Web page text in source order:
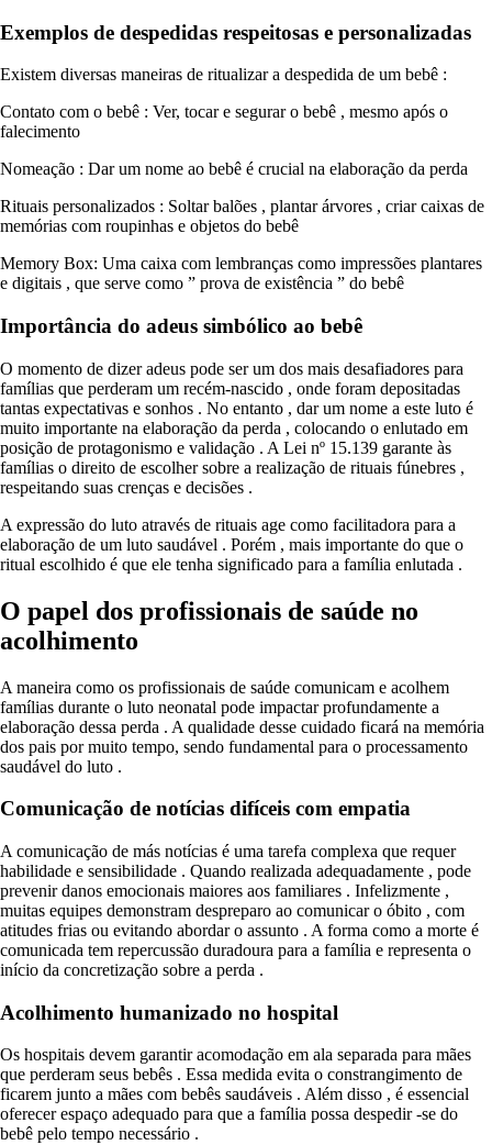
Exemplos de despedidas respeitosas e personalizadas
Existem diversas maneiras de ritualizar a despedida de um bebê :
Contato com o bebê : Ver, tocar e segurar o bebê , mesmo após o
falecimento
Nomeação : Dar um nome ao bebê é crucial na elaboração da perda
Rituais personalizados : Soltar balões , plantar árvores , criar caixas de
memórias com roupinhas e objetos do bebê
Memory Box: Uma caixa com lembranças como impressões plantares
e digitais , que serve como ” prova de existência ” do bebê
Importância do adeus simbólico ao bebê
O momento de dizer adeus pode ser um dos mais desafiadores para
famílias que perderam um recém-nascido , onde foram depositadas
tantas expectativas e sonhos . No entanto , dar um nome a este luto é
muito importante na elaboração da perda , colocando o enlutado em
posição de protagonismo e validação . A Lei nº 15.139 garante às
famílias o direito de escolher sobre a realização de rituais fúnebres ,
respeitando suas crenças e decisões .
A expressão do luto através de rituais age como facilitadora para a
elaboração de um luto saudável . Porém , mais importante do que o
ritual escolhido é que ele tenha significado para a família enlutada .
O papel dos profissionais de saúde no
acolhimento
A maneira como os profissionais de saúde comunicam e acolhem
famílias durante o luto neonatal pode impactar profundamente a
elaboração dessa perda . A qualidade desse cuidado ficará na memória
dos pais por muito tempo, sendo fundamental para o processamento
saudável do luto .
Comunicação de notícias difíceis com empatia
A comunicação de más notícias é uma tarefa complexa que requer
habilidade e sensibilidade . Quando realizada adequadamente , pode
prevenir danos emocionais maiores aos familiares . Infelizmente ,
muitas equipes demonstram despreparo ao comunicar o óbito , com
atitudes frias ou evitando abordar o assunto . A forma como a morte é
comunicada tem repercussão duradoura para a família e representa o
início da concretização sobre a perda .
Acolhimento humanizado no hospital
Os hospitais devem garantir acomodação em ala separada para mães
que perderam seus bebês . Essa medida evita o constrangimento de
ficarem junto a mães com bebês saudáveis . Além disso , é essencial
oferecer espaço adequado para que a família possa despedir -se do
bebê pelo tempo necessário .